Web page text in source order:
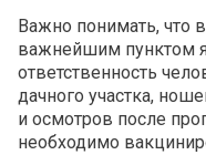
Важно понимать, что
важнейшим пунктом
ответственность
дачного участка,
и осмотров после
необходимо